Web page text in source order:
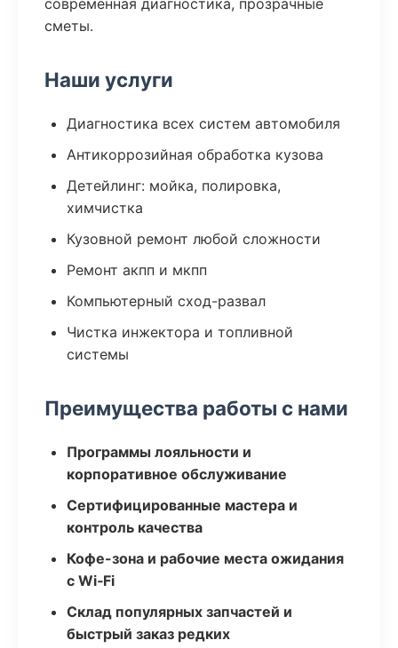
современная диагностика, прозрачные
сметы.
Наши услуги
Диагностика всех систем автомобиля
Антикоррозийная обработка кузова
Детейлинг: мойка, полировка,
химчистка
Кузовной ремонт любой сложности
Ремонт акпп и мкпп
Компьютерный сход-развал
Чистка инжектора и топливной
системы
Преимущества работы с нами
Программы лояльности и
корпоративное обслуживание
Сертифицированные мастера и
контроль качества
Кофе-зона и рабочие места ожидания
с Wi‑Fi
Склад популярных запчастей и
быстрый заказ редких